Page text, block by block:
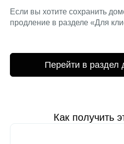
Если вы хотите сохранить
продление в разделе «Для
Перейти в раздел
Как получить